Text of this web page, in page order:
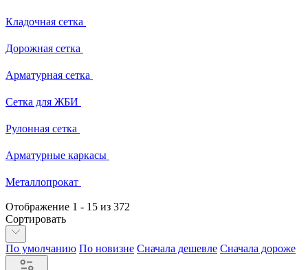
Кладочная сетка
Дорожная сетка
Арматурная сетка
Сетка для ЖБИ
Рулонная сетка
Арматурные каркасы
Металлопрокат
Отображение 1 - 15 из 372
Сортировать
По умолчанию По новизне Сначала дешевле Сначала дороже